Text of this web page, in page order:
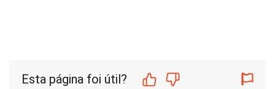
Esta página foi útil?